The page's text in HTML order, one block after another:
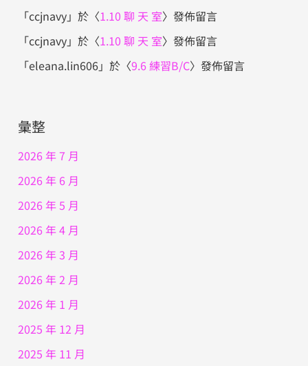
「ccjnavy」於〈1.10 聊 天 室〉發佈留言
「ccjnavy」於〈1.10 聊 天 室〉發佈留言
「eleana.lin606」於〈9.6 練習B/C〉發佈留言
彙整
2026 年 7 月
2026 年 6 月
2026 年 5 月
2026 年 4 月
2026 年 3 月
2026 年 2 月
2026 年 1 月
2025 年 12 月
2025 年 11 月